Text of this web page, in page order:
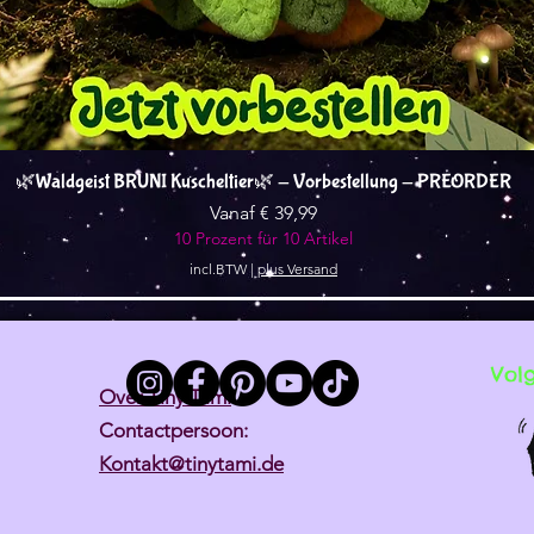
Snel overzicht
🌿Waldgeist BRUNI Kuscheltier🌿 - Vorbestellung - PREORDER
Vanaf € 39,99
Verkoopprijs
10 Prozent für 10 Artikel
incl.BTW | plus Versand
Over Tiny Tami
Contactpersoon:
Kontakt@tinytami.de